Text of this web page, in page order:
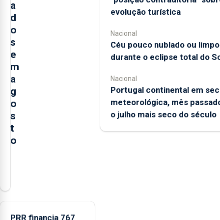
a
d
o
s
e
m
a
g
o
s
t
o
PRR financia 767
evolução turística
Nacional
Céu pouco nublado ou limpo
durante o eclipse total do
Nacional
Portugal continental em
meteorológica, mês
o julho mais seco do século